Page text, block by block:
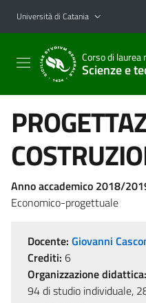
Vai al contenuto principale
Vai al menu di navigazione
Università di Catania
Corso di
Scienze e
Anno accademico 2018/
Economico-progettuale
Docente: Giovanni
Crediti: 6
Organizzazione didattica:
94 di studio individuale,